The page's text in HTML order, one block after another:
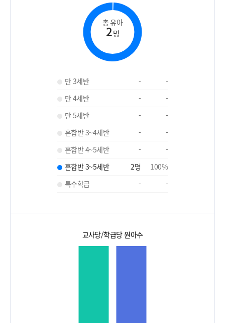
총 유아
2명
만 3세반 -
-
만 4세반
-
-
만 5세반
-
-
혼합반 3~4세반
-
-
혼합반 4~5세반
-
-
혼합반 3~5세반
2명 100%
특수학급
- -
교사당/학급당 원아수